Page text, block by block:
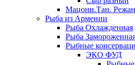
Мацони.Тан. Режан
Рыба из Армении
Рыба Охлажденная
Рыба
Рыбные
ЭКО ФУД